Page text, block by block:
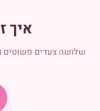
איך
שלושה צעדים פשוטים